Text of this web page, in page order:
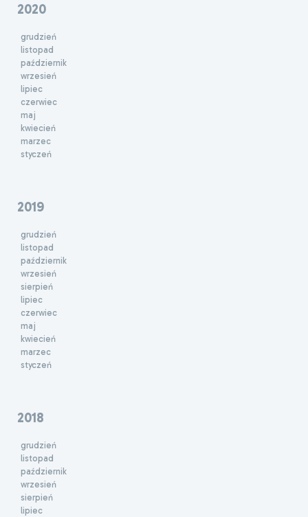
2020
grudzień
listopad
październik
wrzesień
lipiec
czerwiec
maj
kwiecień
marzec
styczeń
2019
grudzień
listopad
październik
wrzesień
sierpień
lipiec
czerwiec
maj
kwiecień
marzec
styczeń
2018
grudzień
listopad
październik
wrzesień
sierpień
lipiec